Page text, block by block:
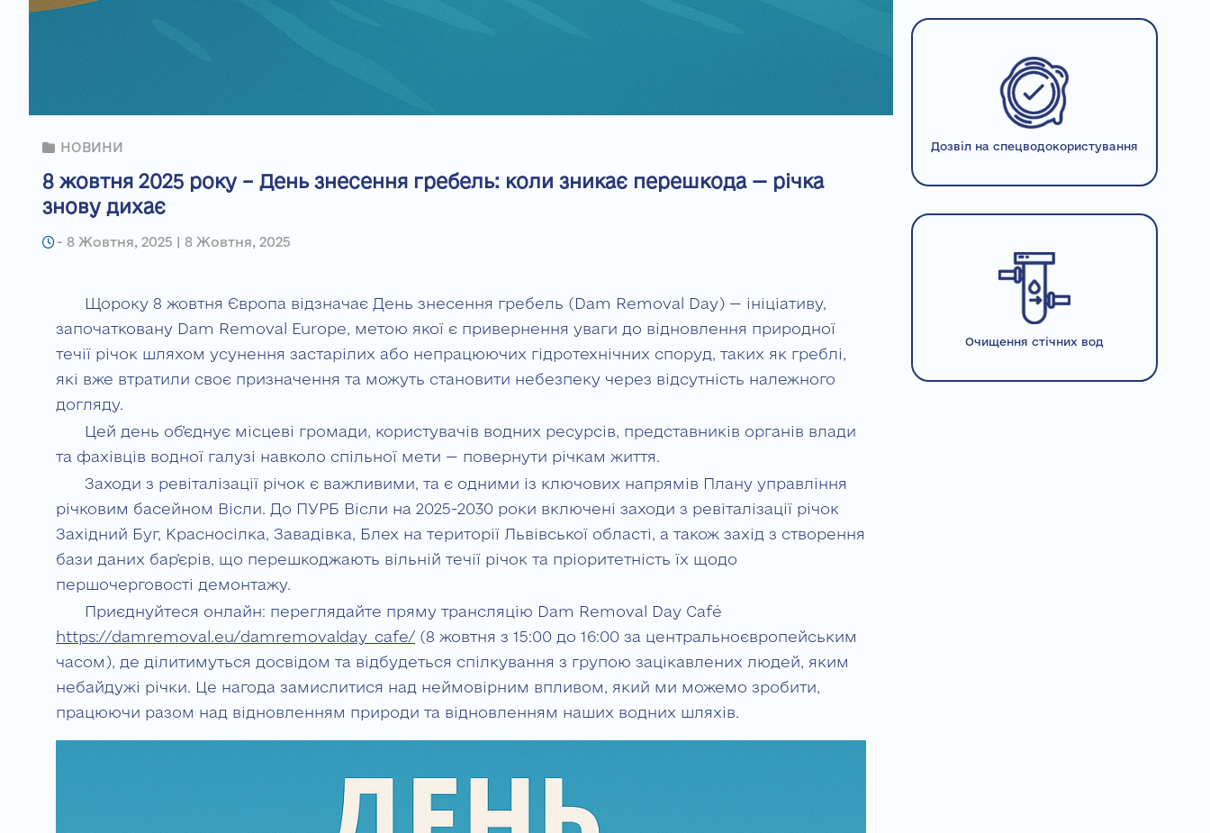
НОВИНИ
8 жовтня 2025 року – День знесення гребель: коли зникає перешкода — річка
знову дихає
- 8 Жовтня, 2025 | 8 Жовтня, 2025
Щороку 8 жовтня Європа відзначає День знесення гребель (Dam Removal Day) — ініціативу,
започатковану Dam Removal Europe, метою якої є привернення уваги до відновлення природної
течії річок шляхом усунення застарілих або непрацюючих гідротехнічних споруд, таких як греблі,
які вже втратили своє призначення та можуть становити небезпеку через відсутність належного
догляду.
Цей день об’єднує місцеві громади, користувачів водних ресурсів, представників органів влади
та фахівців водної галузі навколо спільної мети — повернути річкам життя.
Заходи з ревіталізації річок є важливими, та є одними із ключових напрямів Плану управління
річковим басейном Вісли. До ПУРБ Вісли на 2025-2030 роки включені заходи з ревіталізації річок
Західний Буг, Красносілка, Завадівка, Блех на території Львівської області, а також захід з створення
бази даних бар’єрів, що перешкоджають вільній течії річок та пріоритетність їх щодо
першочерговості демонтажу.
Приєднуйтеся онлайн: переглядайте пряму трансляцію Dam Removal Day Café
https://damremoval.eu/damremovalday_cafe/(8 жовтня з 15:00 до 16:00 за центральноєвропейським
часом), де ділитимуться досвідом та відбудеться спілкування з групою зацікавлених людей, яким
небайдужі річки. Це нагода замислитися над неймовірним впливом, який ми можемо зробити,
працюючи разом над відновленням природи та відновленням наших водних шляхів.
Дозвіл на спецводокористування
Очищення стічних вод